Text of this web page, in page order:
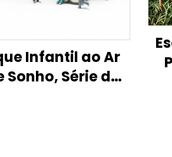
Infantil ao Ar
Sonho, Série de